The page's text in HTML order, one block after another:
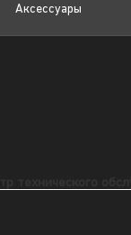
Аксессуары